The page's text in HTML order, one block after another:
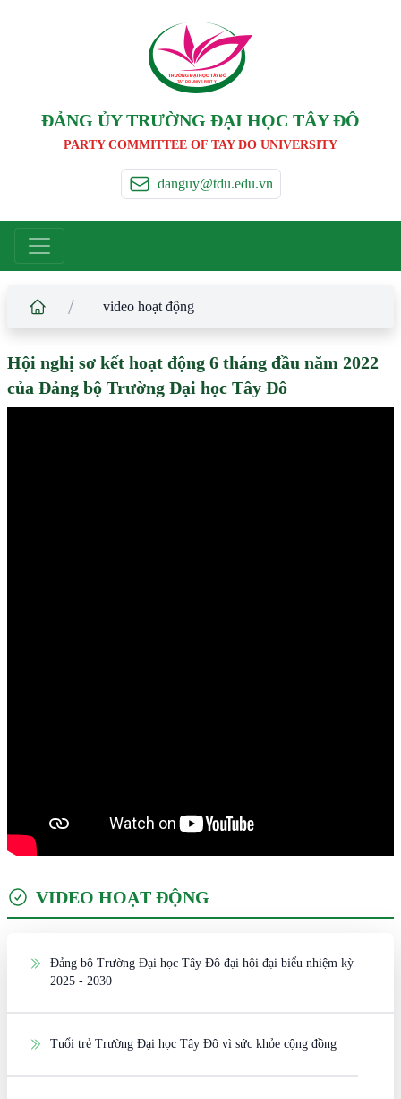
TRƯỜNG ĐẠI HỌC TÂY ĐÔ
TAY DO UNIVERSIT Y
ĐẢNG ỦY TRƯỜNG ĐẠI HỌC TÂY ĐÔ
PARTY COMMITTEE OF TAY DO UNIVERSITY
danguy@tdu.edu.vn
/ video hoạt động
Hội nghị sơ kết hoạt động 6 tháng đầu năm 2022
của Đảng bộ Trường Đại học Tây Đô
VIDEO HOẠT ĐỘNG
Đảng bộ Trường Đại học Tây Đô đại hội đại biểu nhiệm kỳ
2025 - 2030
Tuổi trẻ Trường Đại học Tây Đô vì sức khỏe cộng đồng